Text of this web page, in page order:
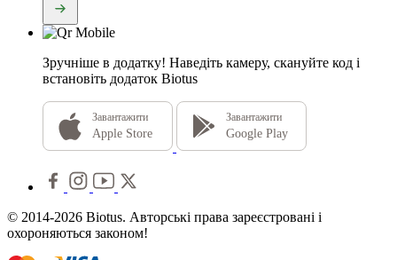
Зручніше в додатку! Наведіть камеру, скануйте код і
встановіть додаток Biotus
Завантажити
Apple Store
Завантажити
Google Play
© 2014-2026 Biotus. Авторські права зареєстровані і
охороняються законом!